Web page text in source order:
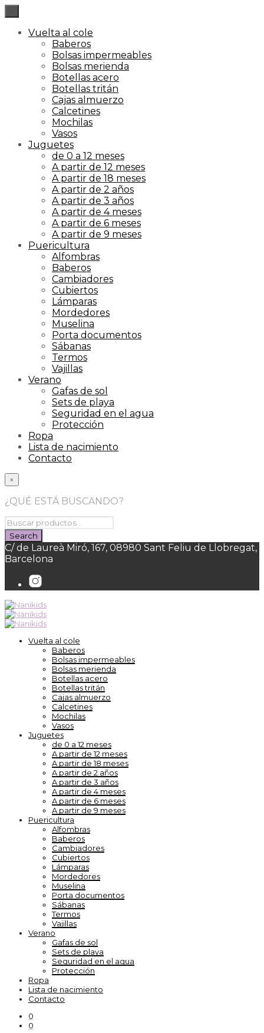
Vuelta al cole
Baberos
Bolsas impermeables
Bolsas merienda
Botellas acero
Botellas tritán
Cajas almuerzo
Calcetines
Mochilas
Vasos
Juguetes
de 0 a 12 meses
A partir de 12 meses
A partir de 18 meses
A partir de 2 años
A partir de 3 años
A partir de 4 meses
A partir de 6 meses
A partir de 9 meses
Puericultura
Alfombras
Baberos
Cambiadores
Cubiertos
Lámparas
Mordedores
Muselina
Porta documentos
Sábanas
Termos
Vajillas
Verano
Gafas de sol
Sets de playa
Seguridad en el agua
Protección
Ropa
Lista de nacimiento
Contacto
×
¿QUÉ ESTÁ BUSCANDO?
C/ de Laureà Miró, 167, 08980 Sant Feliu de Llobregat,
Barcelona
Vuelta al cole
Baberos
Bolsas impermeables
Bolsas merienda
Botellas acero
Botellas tritán
Cajas almuerzo
Calcetines
Mochilas
Vasos
Juguetes
de 0 a 12 meses
A partir de 12 meses
A partir de 18 meses
A partir de 2 años
A partir de 3 años
A partir de 4 meses
A partir de 6 meses
A partir de 9 meses
Puericultura
Alfombras
Baberos
Cambiadores
Cubiertos
Lámparas
Mordedores
Muselina
Porta documentos
Sábanas
Termos
Vajillas
Verano
Gafas de sol
Sets de playa
Seguridad en el agua
Protección
Ropa
Lista de nacimiento
Contacto
0
0